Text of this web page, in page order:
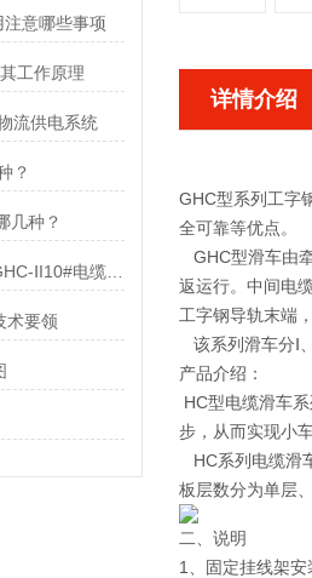
意哪些事项
工作原理
流供电系统
？
几种？
术要领
详情介绍
GHC型系列工字
全可靠等优点。
GHC型滑车由
返运行。中间电
工字钢导轨末端
该系列滑车分Ⅰ
产品介绍：
HC型电缆滑车
步，从而实现小
HC系列电缆滑
板层数分为单层
二、说明
1、固定挂线架